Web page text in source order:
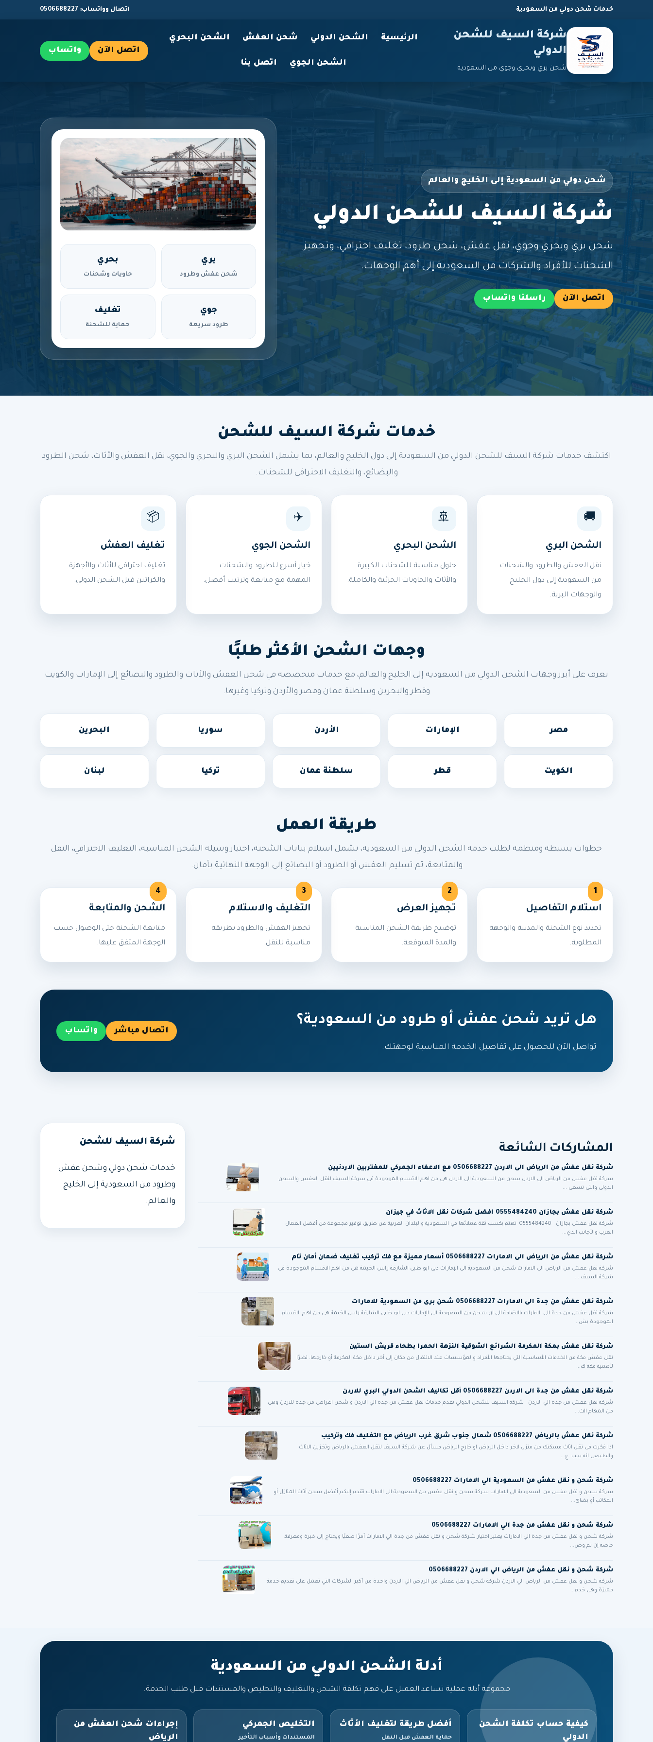
خدمات شحن دولي من السعودية اتصال وواتساب: 0506688227
شركة السيف للشحن
الدولي
شحن بري وبحري وجوي من السعودية
الرئيسية الشحن الدولي شحن العفش الشحن البحري
الشحن الجوي اتصل بنا
اتصل الآن واتساب
شحن دولي من السعودية إلى الخليج والعالم
شركة السيف للشحن الدولي
شحن بري وبحري وجوي، نقل عفش، شحن طرود، تغليف احترافي، وتجهيز
الشحنات للأفراد والشركات من السعودية إلى أهم الوجهات.
اتصل الآن راسلنا واتساب
بري
شحن عفش وطرود
بحري
حاويات وشحنات
جوي
طرود سريعة
تغليف
حماية للشحنة
خدمات شركة السيف للشحن
اكتشف خدمات شركة السيف للشحن الدولي من السعودية إلى دول الخليج والعالم، بما يشمل الشحن البري والبحري والجوي، نقل العفش والأثاث، شحن الطرود
والبضائع، والتغليف الاحترافي للشحنات.
🚚
الشحن البري
نقل العفش والطرود والشحنات
من السعودية إلى دول الخليج
والوجهات البرية.
🚢
الشحن البحري
حلول مناسبة للشحنات الكبيرة
والأثاث والحاويات الجزئية والكاملة.
✈️
الشحن الجوي
خيار أسرع للطرود والشحنات
المهمة مع متابعة وترتيب أفضل.
📦
تغليف العفش
تغليف احترافي للأثاث والأجهزة
والكراتين قبل الشحن الدولي.
وجهات الشحن الأكثر طلبًا
تعرف على أبرز وجهات الشحن الدولي من السعودية إلى الخليج والعالم، مع خدمات متخصصة في شحن العفش والأثاث والطرود والبضائع إلى الإمارات والكويت
وقطر والبحرين وسلطنة عمان ومصر والأردن وتركيا وغيرها.
مصر الإمارات الأردن سوريا البحرين
الكويت قطر سلطنة عمان تركيا لبنان
طريقة العمل
خطوات بسيطة ومنظمة لطلب خدمة الشحن الدولي من السعودية، تشمل استلام بيانات الشحنة، اختيار وسيلة الشحن المناسبة، التغليف الاحترافي، النقل
والمتابعة، ثم تسليم العفش أو الطرود أو البضائع إلى الوجهة النهائية بأمان.
استلام التفاصيل
تحديد نوع الشحنة والمدينة والوجهة
المطلوبة.
تجهيز العرض
توضيح طريقة الشحن المناسبة
والمدة المتوقعة.
التغليف والاستلام
تجهيز العفش والطرود بطريقة
مناسبة للنقل.
الشحن والمتابعة
متابعة الشحنة حتى الوصول حسب
الوجهة المتفق عليها.
هل تريد شحن عفش أو طرود من السعودية؟
تواصل الآن للحصول على تفاصيل الخدمة المناسبة لوجهتك.
اتصال مباشر واتساب
المشاركات الشائعة
شركة نقل عفش من الرياض الى الاردن 0506688227 مع الاعفاء الجمركي للمغتربين الاردنيين
شركة نقل عفش من الرياض الى الاردن شحن من السعودية الى الاردن هى من اهم الاقسام الموجودة فى شركة السيف لنقل العفش والشحن
الدولى والتى نسعى ...
شركة نقل عفش بجازان 0555484240 افضل شركات نقل الاثاث في جيزان
شركة نقل عفش بجازان 0555484240 تهتم بكسب ثقة عملائها في السعودية والبلدان العربية عن طريق توفير مجموعة من أفضل العمال
العرب والأجانب الذي...
شركة نقل عفش من الرياض الى الامارات 0506688227 أسعار مميزة مع فك تركيب تغليف ضمان أمان تام
شركة نقل عفش من الرياض الى الامارات شحن من السعودية الى الإمارات دبى ابو ظبى الشارقة راس الخيمة هى من اهم الاقسام الموجودة فى
شركة السيف ...
شركة نقل عفش من جدة الى الامارات 0506688227 شحن برى من السعودية للامارات
شركة نقل عفش من جدة الى الامارات بالاضافة الى ان شحن من السعودية الى الإمارات دبى ابو ظبى الشارقة راس الخيمة هى من اهم الاقسام
الموجودة بش...
شركة نقل عفش بمكة المكرمة الشرائع الشوقية النزهة الحمرا بطحاء قريش الستين
نقل عفش مكة من الخدمات الأساسية التي يحتاجها الأفراد والمؤسسات عند الانتقال من مكان إلى آخر داخل مكة المكرمة أو خارجها. نظرًا
لأهمية مكة ك...
شركة نقل عفش من جدة الى الاردن 0506688227 أقل تكاليف الشحن الدولي البري للاردن
شركة نقل عفش من جدة الي الاردن شركة السيف للشحن الدولي تقدم خدمات نقل عفش من جدة الي الاردن و شحن اغراض من جده للاردن وهى
من المهام الت...
شركة نقل عفش بالرياض 0506688227 شمال جنوب شرق غرب الرياض مع التغليف فك وتركيب
اذا فكرت فى نقل اثاث مسكنك من منزل لاخر داخل الرياض او خارج الرياض فسأل عن شركة السيف لنقل العفش بالرياض وتخزين الاثاث
والطبيعى انه يجب ع...
شركة شحن و نقل عفش من السعودية الي الامارات 0506688227
شركة شحن و نقل عفش من السعودية الي الامارات شركة شحن و نقل عفش من السعودية الي الامارات تقدم إليكم أفضل شحن أثاث المنازل أو
المكاتب أو بضائ...
شركة شحن و نقل عفش من جدة الي الامارات 0506688227
شركة شحن و نقل عفش من جدة الي الامارات يعتبر اختيار شركة شحن و نقل عفش من جدة الي الامارات أمرًا صعبًا ويحتاج إلى خبرة ومعرفة،
خاصة إن تم وض...
شركة شحن و نقل عفش من الرياض الي الاردن 0506688227
شركة شحن و نقل عفش من الرياض الي الاردن شركة شحن و نقل عفش من الرياض الي الاردن واحدة من أكبر الشركات التي تعمل على تقديم خدمة
مميزة وهي خدم...
شركة السيف للشحن
خدمات شحن دولي وشحن عفش
وطرود من السعودية إلى الخليج
والعالم.
أدلة الشحن الدولي من السعودية
مجموعة أدلة عملية تساعد العميل على فهم تكلفة الشحن والتغليف والتخليص والمستندات قبل طلب الخدمة.
كيفية حساب تكلفة الشحن
الدولي
أفضل طريقة لتغليف الأثاث
حماية العفش قبل النقل
التخليص الجمركي
المستندات وأسباب التأخير
إجراءات شحن العفش من
الرياض